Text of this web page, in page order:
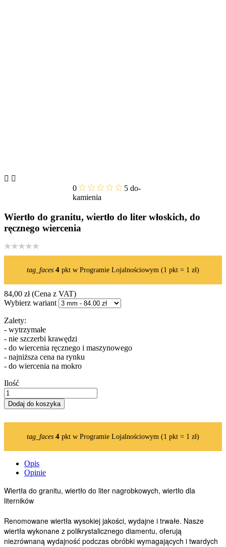
 
0
5 do-
kamienia
Wiertło do granitu, wiertło do liter włoskich, do
ręcznego wiercenia
tag_faces 4 pkt w Programie Lojalnościowym (1 pkt = 1 zł)
84,00 zł (Cena z VAT)
Wybierz wariant
Zalety:
- wytrzymałe
- nie szczerbi krawędzi
- do wiercenia ręcznego i maszynowego
- najniższa cena na rynku
- do wiercenia na mokro
Ilość
Dodaj do koszyka
tag_faces 4 pkt w Programie Lojalnościowym (1 pkt = 1 zł)
Opis
Opinie
Wiertła do granitu, wiertło do liter nagrobkowych, wiertło dla
literników
Renomowane wiertła wysokiej jakości, wydajne i trwałe. Nasze
wiertła wykonane z polikrystalicznego diamentu, oferują
niezrównaną wydajność podczas obróbki wymagających i twardych